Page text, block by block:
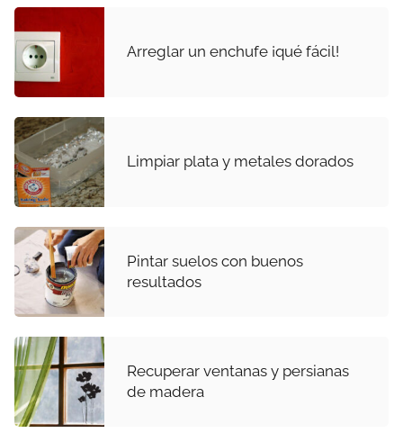
Arreglar un enchufe ¡qué fácil!
Limpiar plata y metales dorados
Pintar suelos con buenos
resultados
Recuperar ventanas y persianas
de madera